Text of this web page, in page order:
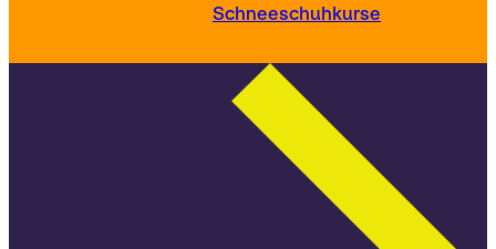
Schneeschuhkurse